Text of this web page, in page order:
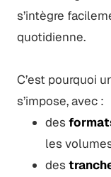
s’intègre
quotidienne.
C’est pourquoi
s’impose, avec :
des
les
des